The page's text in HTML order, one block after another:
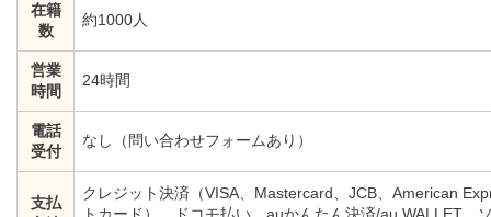
在籍
数
約1000人
営業
時間
24時間
電話
受付
なし（問い合わせフォームあり）
支払
クレジット決済（VISA、Mastercard、JCB、American